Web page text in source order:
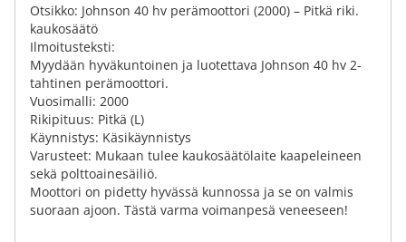
​Otsikko: Johnson 40 hv perämoottori (2000) – Pitkä riki.
kaukosäätö
​Ilmoitusteksti:
Myydään hyväkuntoinen ja luotettava Johnson 40 hv 2-
tahtinen perämoottori.
​Vuosimalli: 2000
​Rikipituus: Pitkä (L)
​Käynnistys: Käsikäynnistys
​Varusteet: Mukaan tulee kaukosäätölaite kaapeleineen
sekä polttoainesäiliö.
​Moottori on pidetty hyvässä kunnossa ja se on valmis
suoraan ajoon. Tästä varma voimanpesä veneeseen!